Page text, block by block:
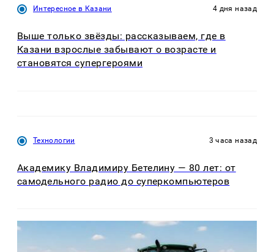
Интересное в Казани 4 дня назад
Выше только звёзды: рассказываем, где в
Казани взрослые забывают о возрасте и
становятся супергероями
Технологии 3 часа назад
Академику Владимиру Бетелину — 80 лет: от
самодельного радио до суперкомпьютеров